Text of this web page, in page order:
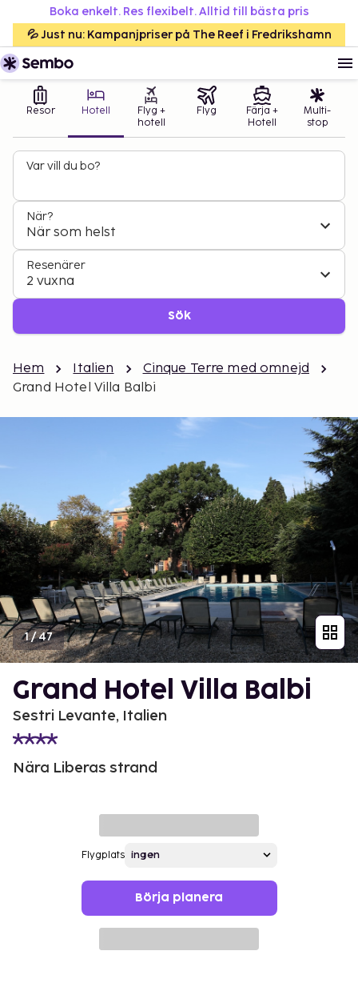
Boka enkelt. Res flexibelt. Alltid till bästa pris
💦 Just nu: Kampanjpriser på The Reef i Fredrikshamn
Resor Hotell
Flyg +
hotell
Flyg
Färja +
Hotell
Multi-
stop
Var vill du bo?
När?
När som helst
Resenärer
2 vuxna
Sök
Hem Italien
Cinque Terre med omnejd
Grand Hotel Villa Balbi
1/47
Grand Hotel Villa Balbi
Sestri Levante, Italien
Nära Liberas strand
Flygplats
Börja planera